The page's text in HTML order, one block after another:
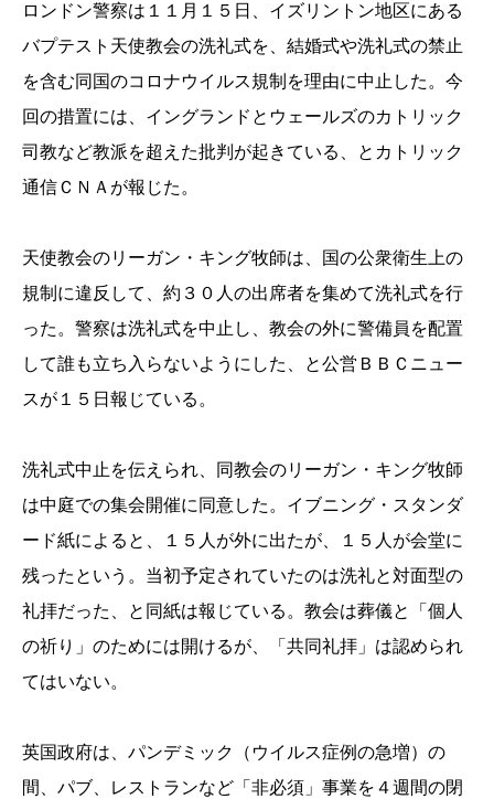
ロンドン警察は１１月１５日、イズリントン地区にある
バプテスト天使教会の洗礼式を、結婚式や洗礼式の禁止
を含む同国のコロナウイルス規制を理由に中止した。今
回の措置には、イングランドとウェールズのカトリック
司教など教派を超えた批判が起きている、とカトリック
通信ＣＮＡが報じた。
天使教会のリーガン・キング牧師は、国の公衆衛生上の
規制に違反 して、約３０人の出席者を集めて洗礼式を行
った。警察は洗礼式を中止し、教会の外に警備員を配置
して誰も立ち入らないようにした
、と公営ＢＢＣニュー
スが１５日報じている。
洗礼式中止を伝えられ、同教会のリーガン・キング牧師
は中庭での集会開催に同意した。イブニング・スタンダ
ード紙によると、
１５人が外に出たが、１５人が会堂に
残ったという。当初予定されていたのは洗礼と対面型の
礼拝だった、と同紙は報じている。教会は葬儀と「個人
の祈り」のためには開けるが、「共同礼拝」は認められ
てはいない。
英国政府は、パンデミック（ウイルス症例の急増）の
間、パブ、レ ストランなど「非必須」事業を４週間の閉